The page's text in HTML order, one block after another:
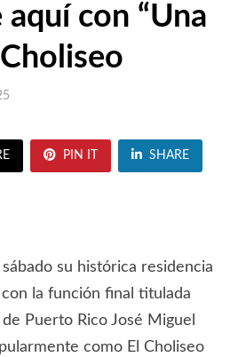
con “Una
PIN IT SHARE
su histórica residencia
la función final titulada
Puerto Rico José Miguel
como El Choliseo